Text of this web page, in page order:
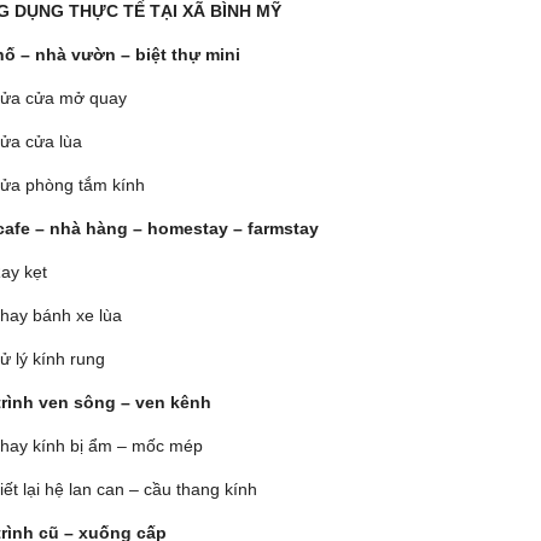
DỤNG THỰC TẾ TẠI XÃ BÌNH MỸ
– nhà vườn – biệt thự mini
cửa mở quay
cửa lùa
phòng tắm kính
– nhà hàng – homestay – farmstay
kẹt
bánh xe lùa
lý kính rung
ven sông – ven kênh
kính bị ẩm – mốc mép
lại hệ lan can – cầu thang kính
cũ – xuống cấp